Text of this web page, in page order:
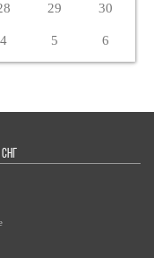
29 30
4 5 6